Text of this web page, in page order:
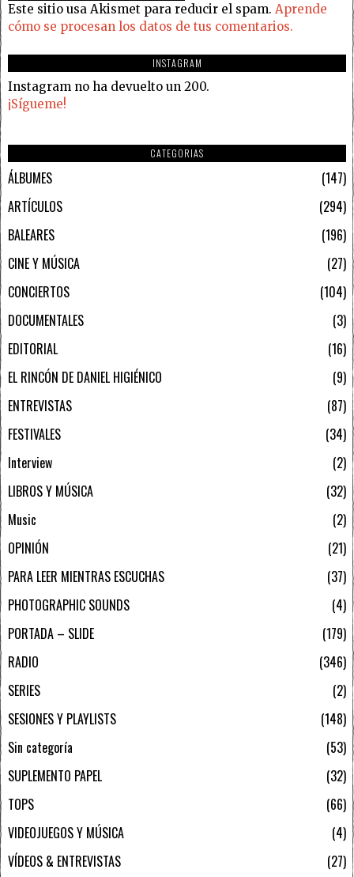
Este sitio usa Akismet para reducir el spam. Aprende
cómo se procesan los datos de tus comentarios.
INSTAGRAM
Instagram no ha devuelto un 200.
¡Sígueme!
CATEGORIAS
ÁLBUMES
147
ARTÍCULOS
294
BALEARES
196
CINE Y MÚSICA
27
CONCIERTOS
104
DOCUMENTALES
3
EDITORIAL
16
EL RINCÓN DE DANIEL HIGIÉNICO
9
ENTREVISTAS
87
FESTIVALES
34
Interview
2
LIBROS Y MÚSICA
32
Music
2
OPINIÓN
21
PARA LEER MIENTRAS ESCUCHAS
37
PHOTOGRAPHIC SOUNDS
4
PORTADA – SLIDE
179
RADIO
346
SERIES
2
SESIONES Y PLAYLISTS
148
Sin categoría
53
SUPLEMENTO PAPEL
32
TOPS
66
VIDEOJUEGOS Y MÚSICA
4
VÍDEOS & ENTREVISTAS
27